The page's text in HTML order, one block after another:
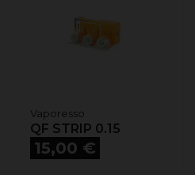
Vaporesso
QF STRIP 0.15
Prix
15,00 €